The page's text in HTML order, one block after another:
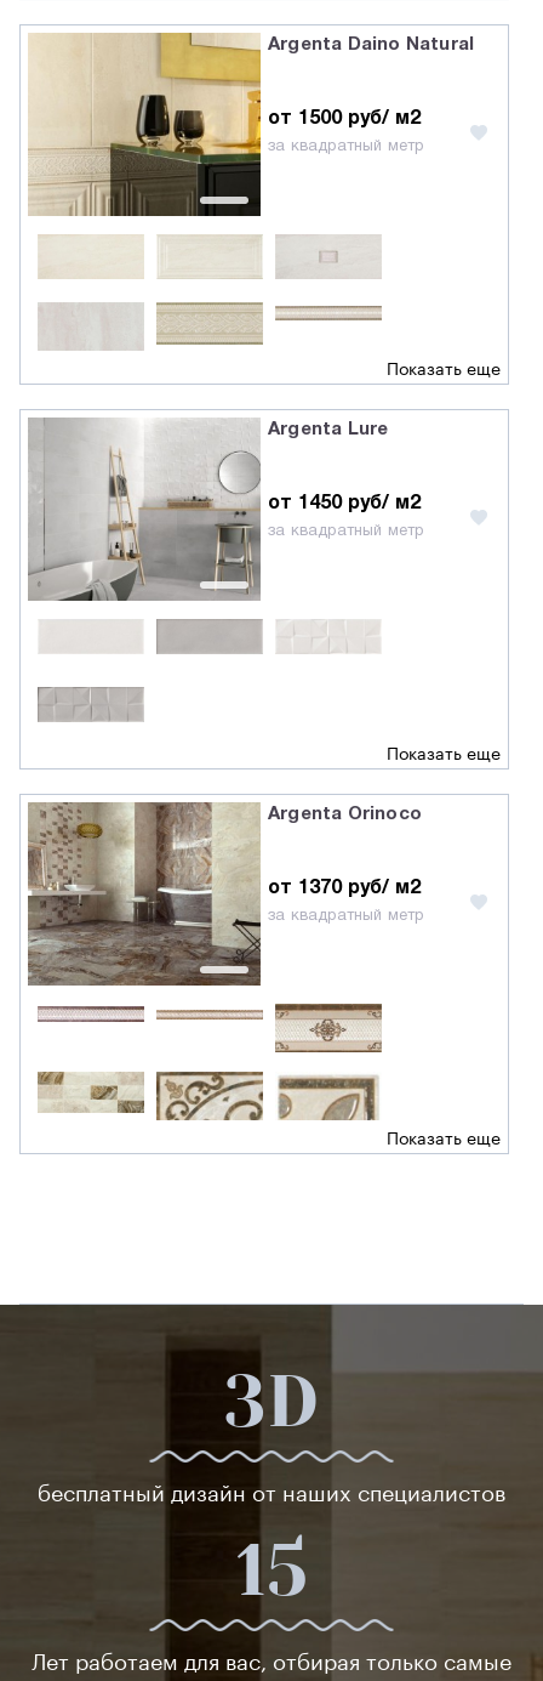
Argenta Daino Natural
от 1500 руб/ м2
за квадратный метр
Показать еще
Argenta Lure
от 1450 руб/ м2
за квадратный метр
Показать еще
Argenta Orinoco
от 1370 руб/ м2
за квадратный метр
Показать еще
3D
бесплатный дизайн от наших специалистов
15
Лет работаем для вас, отбирая только самые